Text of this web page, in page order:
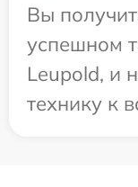
Вы
успешном
Leupold, и
технику к